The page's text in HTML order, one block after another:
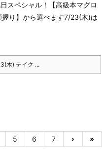
スペシャル！【高級本マグロ
り】から選べます7/23(木)は
木) テイク ...
5 6 7 › »